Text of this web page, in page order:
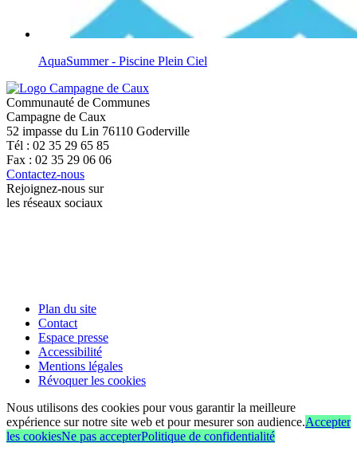
AquaSummer - Piscine Plein Ciel
Communauté de Communes
Campagne de Caux
52 impasse du Lin 76110 Goderville
Tél : 02 35 29 65 85
Fax : 02 35 29 06 06
Contactez-nous
Rejoignez-nous sur
les réseaux sociaux
Plan du site
Contact
Espace presse
Accessibilité
Mentions légales
Révoquer les cookies
Nous utilisons des cookies pour vous garantir la meilleure
expérience sur notre site web et pour mesurer son audience.Accepter
les cookiesNe pas accepterPolitique de confidentialité